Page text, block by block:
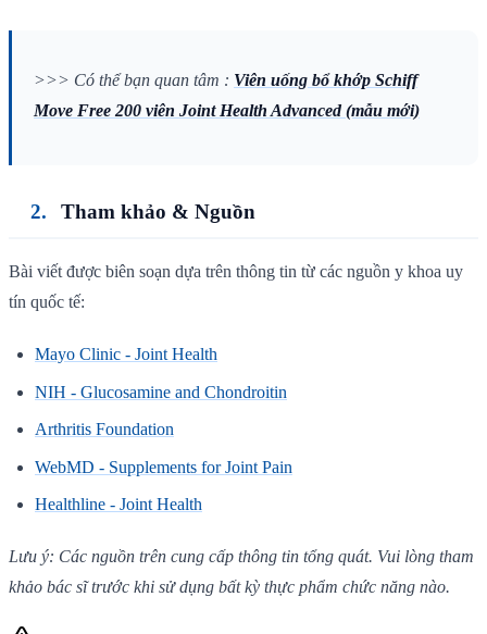
>>> Có thể bạn quan tâm : Viên uống bổ khớp Schiff
Move Free 200 viên Joint Health Advanced (mẫu mới)
Tham khảo & Nguồn
Bài viết được biên soạn dựa trên thông tin từ các nguồn y khoa uy
tín quốc tế:
Mayo Clinic - Joint Health
NIH - Glucosamine and Chondroitin
Arthritis Foundation
WebMD - Supplements for Joint Pain
Healthline - Joint Health
Lưu ý: Các nguồn trên cung cấp thông tin tổng quát. Vui lòng tham
khảo bác sĩ trước khi sử dụng bất kỳ thực phẩm chức năng nào.